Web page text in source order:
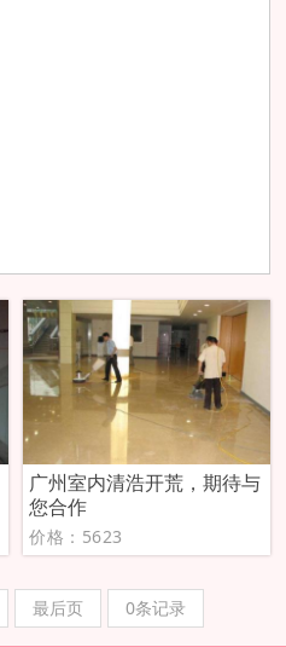
广州室内清浩开荒，期待与
您合作
价格：5623
最后页 0条记录